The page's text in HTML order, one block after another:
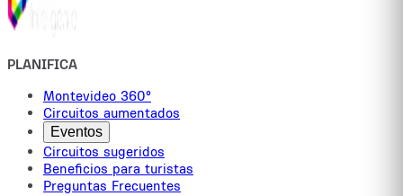
PLANIFICA
Montevideo 360°
Circuitos aumentados
Eventos
Circuitos sugeridos
Beneficios para turistas
Preguntas Frecuentes